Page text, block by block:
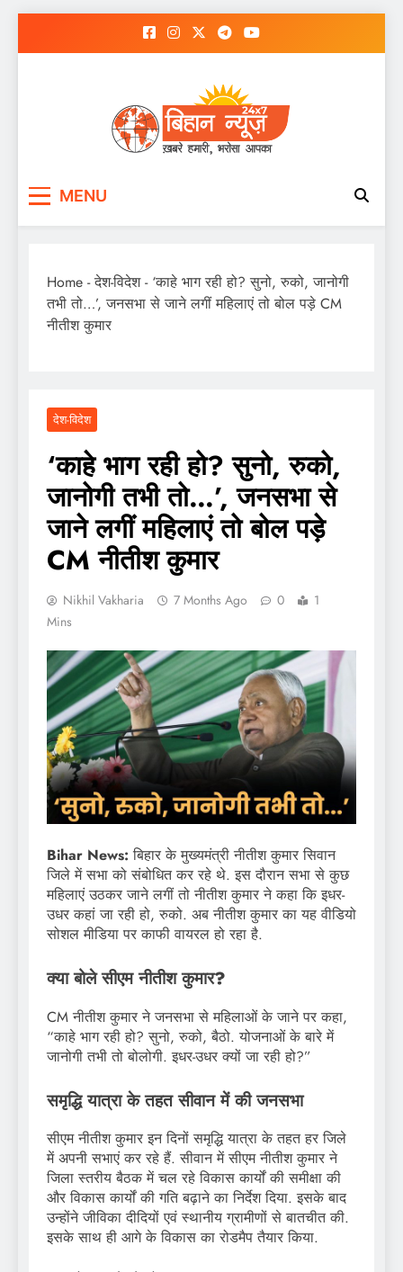
MENU
Home -देश-विदेश- ‘काहे भाग रही हो? सुनो, रुको, जानोगी
तभी तो…’, जनसभा से जाने लगीं महिलाएं तो बोल पड़े CM
नीतीश कुमार
देश-विदेश
‘काहे भाग रही हो? सुनो, रुको,
जानोगी तभी तो…’, जनसभा से
जाने लगीं महिलाएं तो बोल पड़े
CM नीतीश कुमार
Nikhil Vakharia 7 Months Ago 0
1
Mins
Bihar News:बिहार के मुख्यमंत्री नीतीश कुमार सिवान
जिले में सभा को संबोधित कर रहे थे. इस दौरान सभा से कुछ
महिलाएं उठकर जाने लगीं तो नीतीश कुमार ने कहा कि इधर-
उधर कहां जा रही हो, रुको. अब नीतीश कुमार का यह वीडियो
सोशल मीडिया पर काफी वायरल हो रहा है.
क्या बोले सीएम नीतीश कुमार?
CM नीतीश कुमार ने जनसभा से महिलाओं के जाने पर कहा,
“काहे भाग रही हो? सुनो, रुको, बैठो. योजनाओं के बारे में
जानोगी तभी तो बोलोगी. इधर-उधर क्यों जा रही हो?”
समृद्धि यात्रा के तहत सीवान में की जनसभा
सीएम नीतीश कुमार इन दिनों समृद्धि यात्रा के तहत हर जिले
में अपनी सभाएं कर रहे हैं. सीवान में सीएम नीतीश कुमार ने
जिला स्तरीय बैठक में चल रहे विकास कार्यों की समीक्षा की
और विकास कार्यों की गति बढ़ाने का निर्देश दिया. इसके बाद
उन्होंने जीविका दीदियों एवं स्थानीय ग्रामीणों से बातचीत की.
इसके साथ ही आगे के विकास का रोडमैप तैयार किया.